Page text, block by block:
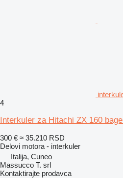
4
Interkuler za Hitachi ZX 160
300 € ≈ 35.210 RSD
Delovi motora - interkuler
Italija, Cuneo
Massucco T. srl
Kontaktirajte prodavca